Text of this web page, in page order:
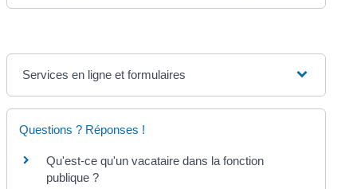
Services en ligne et formulaires
Questions ? Réponses !
Qu'est-ce qu'un vacataire dans la fonction
publique ?